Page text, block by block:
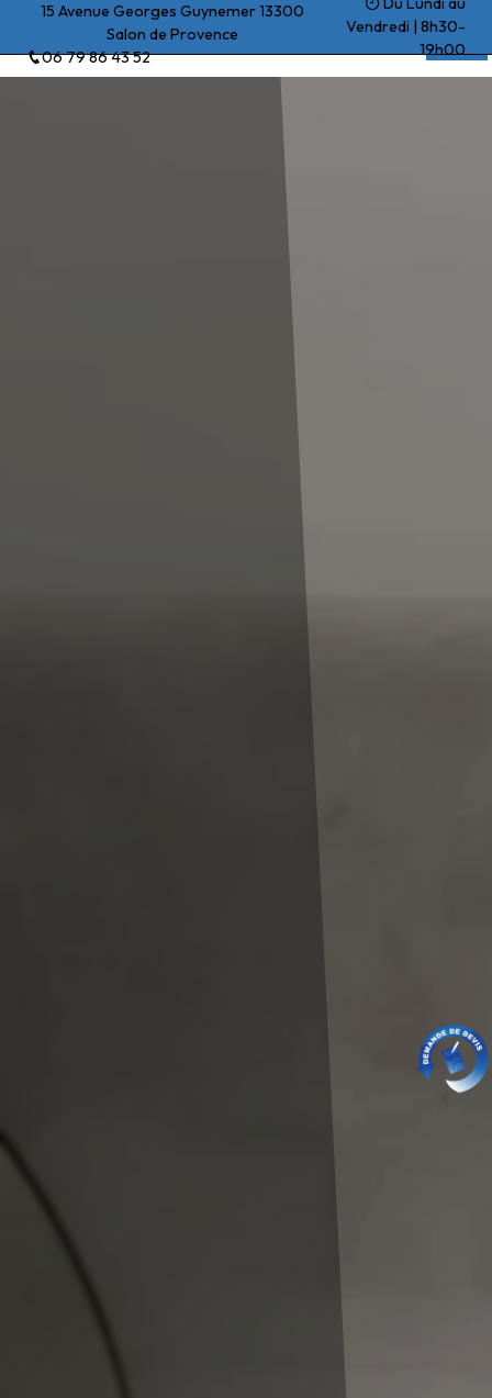
15 Avenue Georges Guynemer 13300
Salon de Provence
06 79 86 43 52
Vendredi | 8h30-
19h00
Beck Yohan
Panneau de gestion des cookies